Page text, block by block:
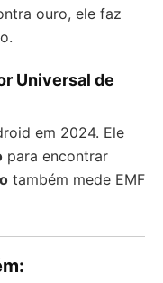
ouro, ele faz
Universal de
em 2024. Ele
para encontrar
também mede EMF